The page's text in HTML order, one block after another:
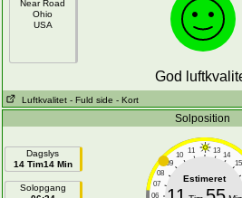
Near Road
Ohio
USA
God
Luftkvalitet - Fuld side - Kort
Solposition
Dagslys
14 Tim14 Min
Solopgang
11 13
10
14
09
15
08
07
06
Estimeret